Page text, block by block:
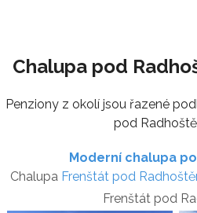
Chalupa pod
Penziony z okolí jsou řazené
pod
Moderní chalupa
Chalupa Frenštát pod
Frenštát pod